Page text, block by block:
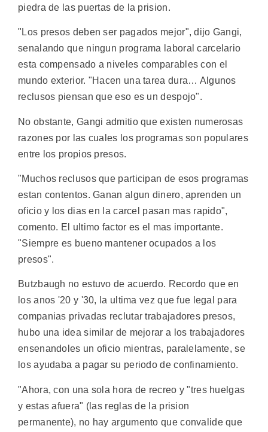
piedra de las puertas de la prision.
"Los presos deben ser pagados mejor", dijo Gangi,
senalando que ningun programa laboral carcelario
esta compensado a niveles comparables con el
mundo exterior. "Hacen una tarea dura… Algunos
reclusos piensan que eso es un despojo".
No obstante, Gangi admitio que existen numerosas
razones por las cuales los programas son populares
entre los propios presos.
"Muchos reclusos que participan de esos programas
estan contentos. Ganan algun dinero, aprenden un
oficio y los dias en la carcel pasan mas rapido",
comento. El ultimo factor es el mas importante.
"Siempre es bueno mantener ocupados a los
presos".
Butzbaugh no estuvo de acuerdo. Recordo que en
los anos '20 y '30, la ultima vez que fue legal para
companias privadas reclutar trabajadores presos,
hubo una idea similar de mejorar a los trabajadores
ensenandoles un oficio mientras, paralelamente, se
los ayudaba a pagar su periodo de confinamiento.
"Ahora, con una sola hora de recreo y "tres huelgas
y estas afuera" (las reglas de la prision
permanente), no hay argumento que convalide que